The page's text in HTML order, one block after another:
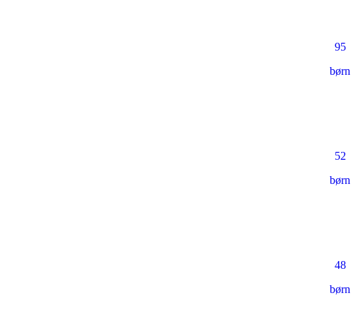
95
børn
52
børn
48
børn